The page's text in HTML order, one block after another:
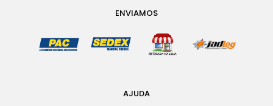
ENVIAMOS
AJUDA